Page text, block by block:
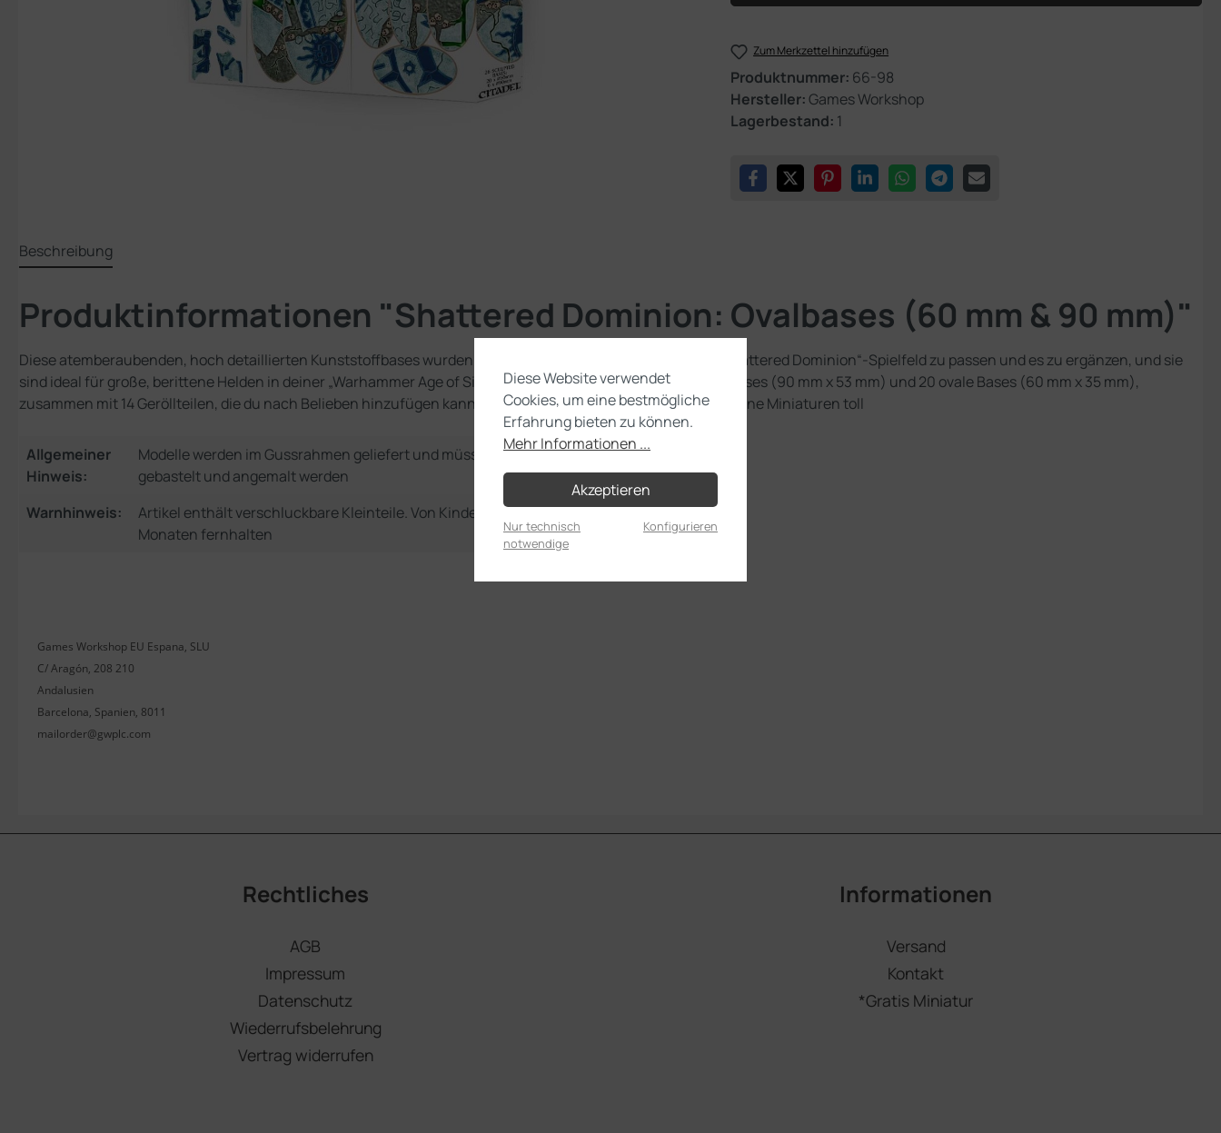
Zum Merkzettel hinzufügen
Produktnummer: 66-98
Hersteller:Games Workshop
Lagerbestand: 1
Beschreibung
Produktinformationen "Shattered Dominion: Ovalbases (60 mm & 90 mm)"
Diese atemberaubenden, hoch detaillierten Kunststoffbases wurden entworfen, um zum „Realm of Battle: Shattered Dominion“-Spielfeld zu passen und es zu ergänzen, und sie
sind ideal für große, berittene Helden in deiner „Warhammer Age of Sigmar“-Sammlung. Du erhältst 6 ovale Bases (90 mm x 53 mm) und 20 ovale Bases (60 mm x 35 mm),
zusammen mit 14 Geröllteilen, die du nach Belieben hinzufügen kannst. Diese gestalteten Bases helfen dir, deine Miniaturen toll
Allgemeiner
Hinweis:
Modelle werden im Gussrahmen geliefert und müssen noch selbst
gebastelt und angemalt werden
Warnhinweis:
Artikel enthält verschluckbare Kleinteile. Von Kindern unter 36
Monaten fernhalten
Games Workshop EU Espana, SLU
C/ Aragón, 208 210
Andalusien
Barcelona, Spanien, 8011
mailorder@gwplc.com
Rechtliches
AGB
Impressum
Datenschutz
Wiederrufsbelehrung
Vertrag widerrufen
Informationen
Versand
Kontakt
*Gratis Miniatur
Diese Website verwendet
Cookies, um eine bestmögliche
Erfahrung bieten zu können.
Mehr Informationen ...
Akzeptieren
Nur technisch
notwendige
Konfigurieren